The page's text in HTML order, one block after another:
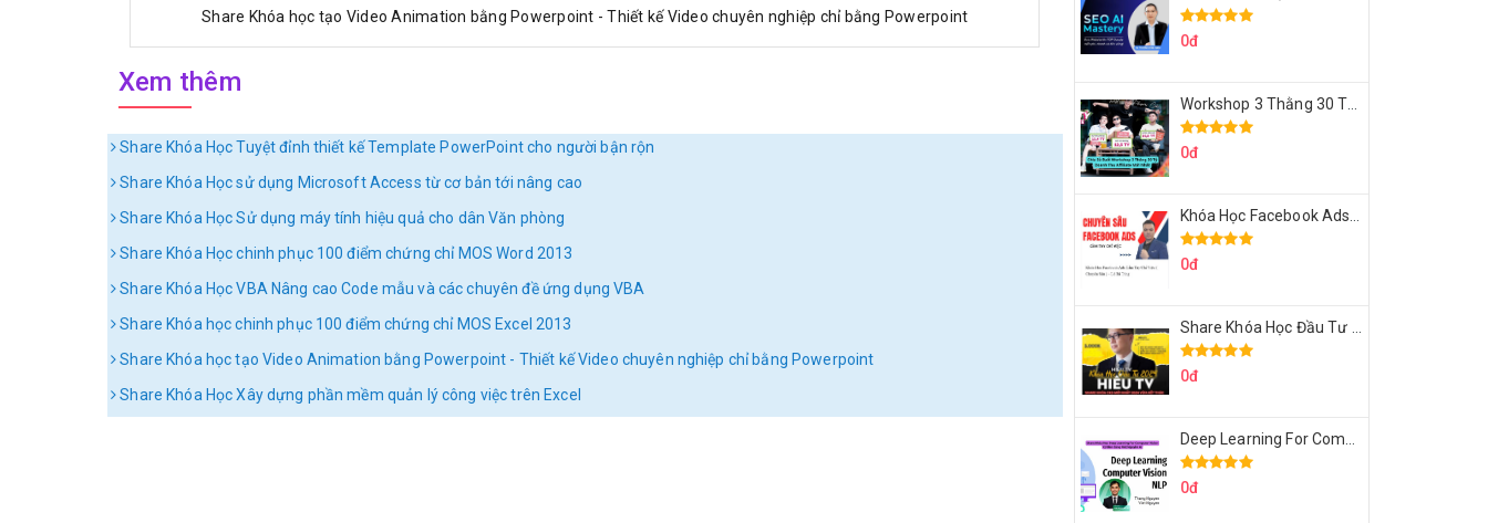
Share Khóa học tạo Video Animation bằng Powerpoint - Thiết kế Video chuyên nghiệp chỉ bằng Powerpoint
Xem thêm
Share Khóa Học Tuyệt đỉnh thiết kế Template PowerPoint cho người bận rộn
Share Khóa Học sử dụng Microsoft Access từ cơ bản tới nâng cao
Share Khóa Học Sử dụng máy tính hiệu quả cho dân Văn phòng
Share Khóa Học chinh phục 100 điểm chứng chỉ MOS Word 2013
Share Khóa Học VBA Nâng cao Code mẫu và các chuyên đề ứng dụng VBA
Share Khóa học chinh phục 100 điểm chứng chỉ MOS Excel 2013
Share Khóa học tạo Video Animation bằng Powerpoint - Thiết kế Video chuyên nghiệp chỉ bằng Powerpoint
Share Khóa Học Xây dựng phần mềm quản lý công việc trên Excel
0đ
0đ
0đ
0đ
0đ